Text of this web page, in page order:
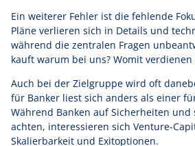
Ein weiterer Fehler ist die fehlende
Pläne verlieren sich in Details und
während die zentralen Fragen
kauft warum bei uns? Womit
Auch bei der Zielgruppe wird oft
für Banker liest sich anders als einer
Während Banken auf Sicherheiten und
achten, interessieren sich Venture-
Skalierbarkeit und Exitoptionen.